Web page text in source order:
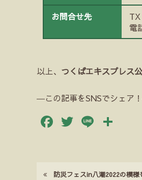
お問合せ先
電
以上、 つくばエキスプレス
―この記事をSNSでシェア
Facebook
Twitter
Line
防災フェスin八潮2022の模様